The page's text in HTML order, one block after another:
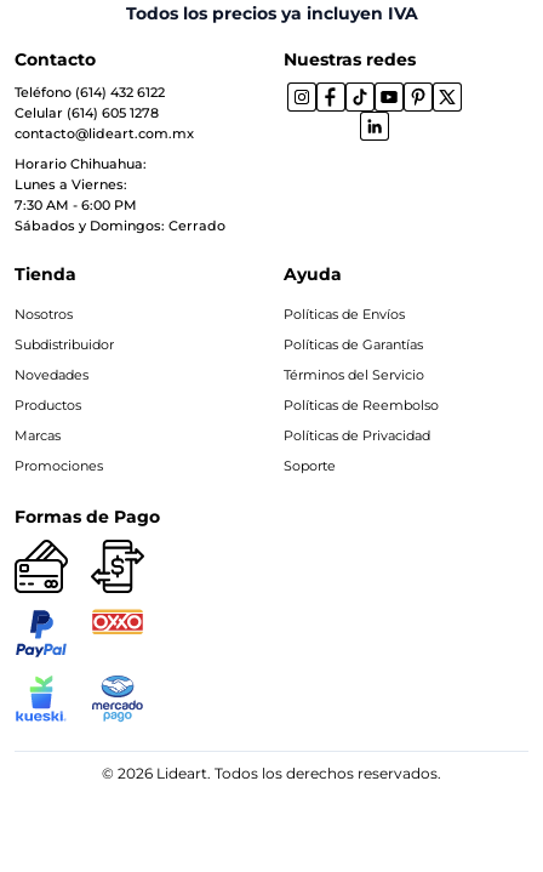
Todos los precios ya incluyen IVA
Contacto
Teléfono (614) 432 6122
Celular (614) 605 1278
contacto@lideart.com.mx
Horario Chihuahua:
Lunes a Viernes:
7:30 AM - 6:00 PM
Sábados y Domingos: Cerrado
Nuestras redes
Tienda
Nosotros
Subdistribuidor
Novedades
Productos
Marcas
Promociones
Ayuda
Políticas de Envíos
Políticas de Garantías
Términos del Servicio
Políticas de Reembolso
Políticas de Privacidad
Soporte
Formas de Pago
© 2026 Lideart. Todos los derechos reservados.